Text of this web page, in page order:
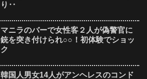
り‥
マニラのバーで女性客２人が偽警官に
銃を突き付けられ○○！初体験でショッ
ク
韓国人男女14人がアンヘレスのコンド